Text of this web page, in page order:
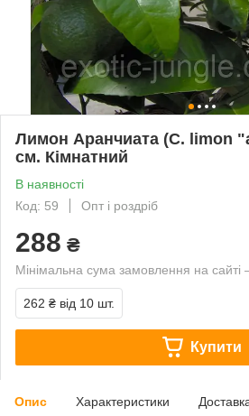
Лимон Аранчиата (C. limon
см. Кімнатний
В наявності
Код: 59
Опт і роздріб
288 ₴
Мінімальна сума замовлення на
262 ₴ від 10 шт.
Купити
Опис Характеристики